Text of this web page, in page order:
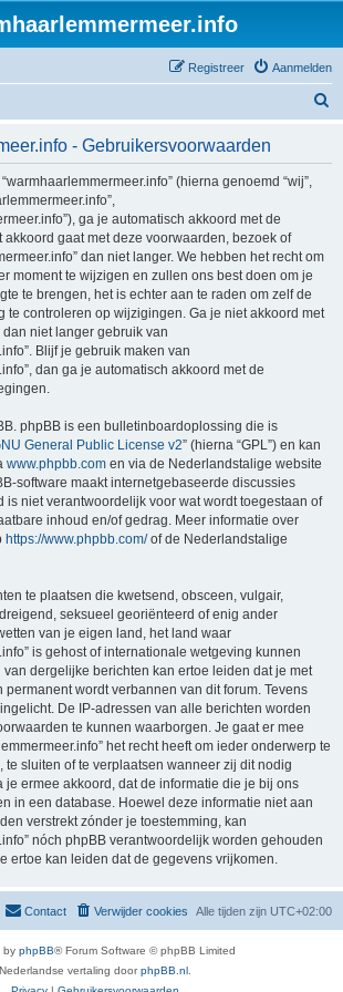
Aanmelden
Registreer
- Gebruikersvoorwaarden
(hierna genoemd “wij”,
ga je automatisch akkoord met de
akkoord gaat met deze voorwaarden, bezoek of
dan niet langer. We hebben het recht om
moment te wijzigen en zullen ons best doen om je
te brengen, het is echter aan te raden om zelf de
te controleren op wijzigingen. Ga je niet akkoord met
niet langer gebruik van
Blijf je gebruik maken van
dan ga je automatisch akkoord met de
phpBB is een bulletinboardoplossing die is
General Public License v2” (hierna “GPL”) en kan
www.phpbb.com en via de Nederlandstalige website
software maakt internetgebaseerde discussies
is niet verantwoordelijk voor wat wordt toegestaan of
inhoud en/of gedrag. Meer informatie over
https://www.phpbb.com/of de Nederlandstalige
te plaatsen die kwetsend, obsceen, vulgair,
seksueel georiënteerd of enig ander
van je eigen land, het land waar
is gehost of internationale wetgeving kunnen
dergelijke berichten kan ertoe leiden dat je met
wordt verbannen van dit forum. Tevens
De IP-adressen van alle berichten worden
te kunnen waarborgen. Je gaat er mee
het recht heeft om ieder onderwerp te
te sluiten of te verplaatsen wanneer zij dit nodig
je ermee akkoord, dat de informatie die je bij ons
in een database. Hoewel deze informatie niet aan
verstrekt zónder je toestemming, kan
nóch phpBB verantwoordelijk worden gehouden
ertoe kan leiden dat de gegevens vrijkomen.
Alle tijden zijn UTC+02:00
Verwijder cookies
Contact
by phpBB® Forum Software © phpBB Limited
Nederlandse vertaling doorphpBB.nl